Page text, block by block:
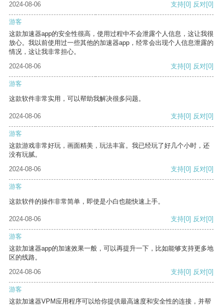
2024-08-06 支持[0] 反对[0]
游客
这款加速器app的安全性很高，使用过程中不会泄露个人信息，这让我很
放心。我以前使用过一些其他的加速器app，经常会出现个人信息泄露的
情况，这让我非常担心。
2024-08-06
支持[0] 反对[0]
游客
这款软件非常实用，可以帮助我解决很多问题。
2024-08-06 支持[0] 反对[0]
游客
这款游戏非常好玩，画面精美，玩法丰富。我已经玩了好几个小时，还
没有玩腻。
2024-08-06
支持[0] 反对[0]
游客
这款软件的操作非常简单，即使是小白也能快速上手。
2024-08-06 支持[0] 反对[0]
游客
这款加速器app的加速效果一般，可以再提升一下，比如能够支持更多地
区的线路。
2024-08-06
支持[0] 反对[0]
游客
这款加速器VPM应用程序可以给你提供最高速度和安全性的连接，并帮